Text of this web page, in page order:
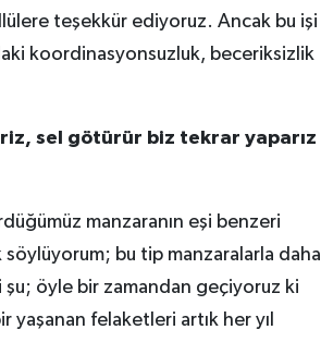
teşekkür ediyoruz. Ancak bu işi
koordinasyonsuzluk, beceriksizlik
sel götürür biz tekrar yaparız
manzaranın eşi benzeri
söylüyorum; bu tip manzaralarla daha
şu; öyle bir zamandan geçiyoruz ki
yaşanan felaketleri artık her yıl